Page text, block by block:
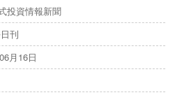
投資情報新聞
刊
月16日